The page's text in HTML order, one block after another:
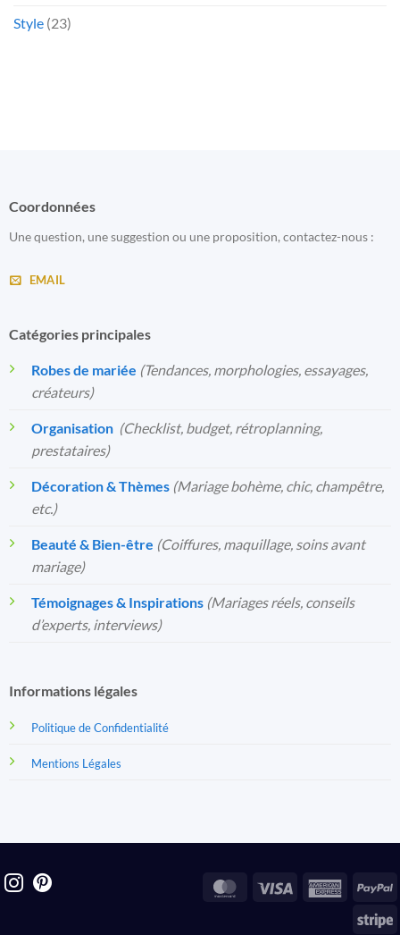
Style (23)
Coordonnées
Une question, une suggestion ou une proposition, contactez-nous :
EMAIL
Catégories principales
Robes de mariée (Tendances, morphologies, essayages,
créateurs)
Organisation️ (Checklist, budget, rétroplanning,
prestataires)
Décoration & Thèmes (Mariage bohème, chic, champêtre,
etc.)
Beauté & Bien-être (Coiffures, maquillage, soins avant
mariage)
Témoignages & Inspirations (Mariages réels, conseils
d’experts, interviews)
Informations légales
Politique de Confidentialité
Mentions Légales
MasterCard
Visa
American